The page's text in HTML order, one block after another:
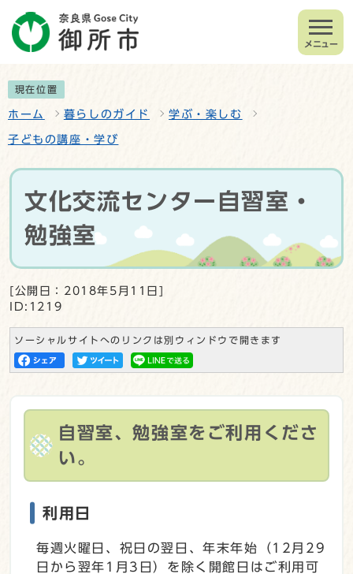
メニュー
現在位置
ホーム 暮らしのガイド 学ぶ・楽しむ
子どもの講座・学び
文化交流センター自習室・
勉強室
[公開日：2018年5月11日]
ID:1219
ソーシャルサイトへのリンクは別ウィンドウで開きます
自習室、勉強室をご利用くださ
い。
利用日
毎週火曜日、祝日の翌日、年末年始（12月29
日から翌年1月3日）を除く開館日はご利用可